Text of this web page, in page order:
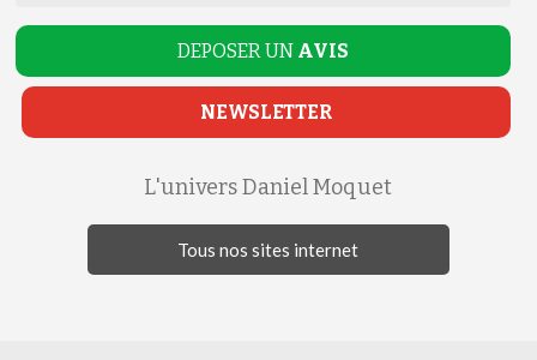
DEPOSER UN AVIS
NEWSLETTER
L'univers Daniel Moquet
Tous nos sites internet